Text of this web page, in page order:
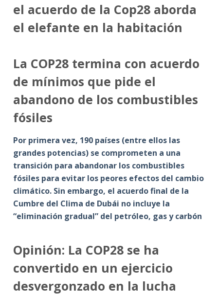
el acuerdo de la Cop28 aborda
el elefante en la habitación
La COP28 termina con acuerdo
de mínimos que pide el
abandono de los combustibles
fósiles
Por primera vez, 190 países (entre ellos las
grandes potencias) se comprometen a una
transición para abandonar los combustibles
fósiles para evitar los peores efectos del cambio
climático. Sin embargo, el acuerdo final de la
Cumbre del Clima de Dubái no incluye la
“eliminación gradual” del petróleo, gas y carbón
Opinión: La COP28 se ha
convertido en un ejercicio
desvergonzado en la lucha